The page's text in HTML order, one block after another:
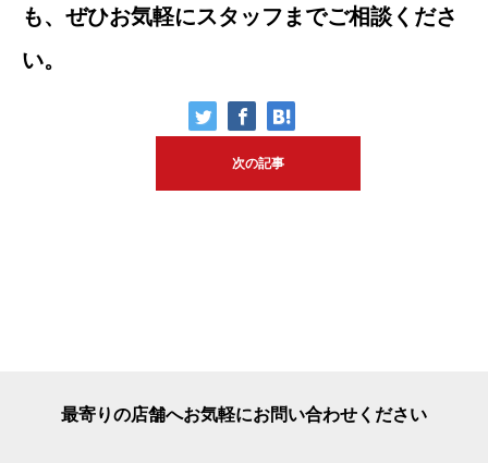
も、ぜひお気軽にスタッフまでご相談くださ
い。
次の記事
最寄りの店舗へお気軽にお問い合わせください